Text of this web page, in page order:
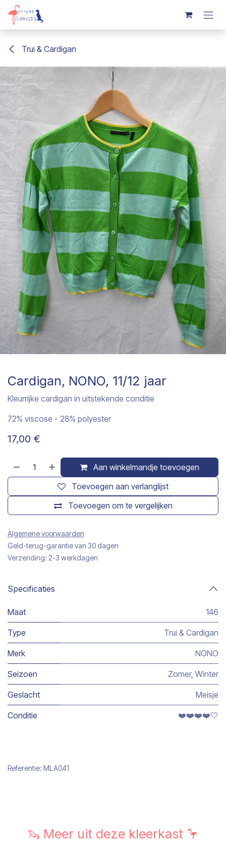
Overslaan naar inhoud
Trui & Cardigan
Cardigan, NONO, 11/12 jaar
Kleurrijke cardigan in uitstekende conditie
72% viscose - 28% polyester
17,00 €
Aan winkelmandje toevoegen
Toevoegen om te vergelijken
Toevoegen aan verlanglijst
Algemene voorwaarden
Geld-terug-garantie van 30 dagen
Verzending: 2-3 werkdagen
Specificaties
Maat 146
Type Trui & Cardigan
Merk NONO
Seizoen Zomer, Winter
Geslacht Meisje
Conditie ❤️❤️❤️❤️🤍
Referentie: MLA041
🦦 Meer uit deze kleerkast 🦩